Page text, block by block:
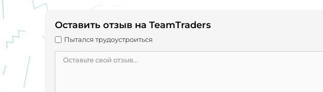
Оставить отзыв на TeamTraders
Пытался трудоустроиться